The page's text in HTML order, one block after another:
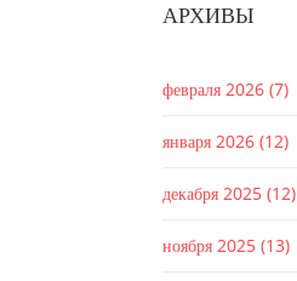
АРХИВЫ
февраля 2026 (7)
января 2026 (12)
декабря 2025 (12)
ноября 2025 (13)